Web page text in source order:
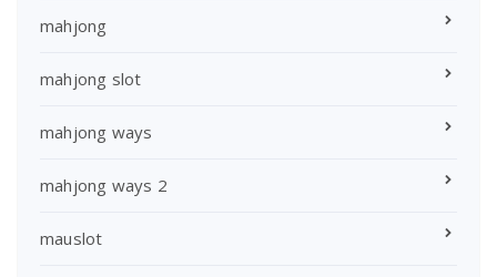
mahjong
mahjong slot
mahjong ways
mahjong ways 2
mauslot